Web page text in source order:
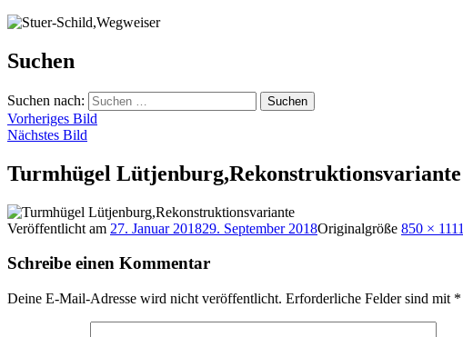
Suchen
Suchen nach:
Vorheriges Bild
Nächstes Bild
Turmhügel Lütjenburg,Rekonstruktionsvariante
Veröffentlicht am 27. Januar 201829. September 2018Originalgröße 850 × 1111
Schreibe einen Kommentar
Deine E-Mail-Adresse wird nicht veröffentlicht. Erforderliche Felder sind mit *